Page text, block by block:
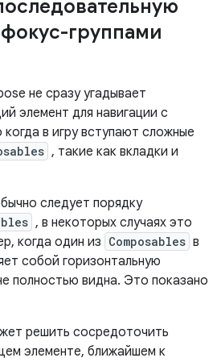
группами
не сразу угадывает
элемент для навигации с
в игру вступают сложные
, такие как вкладки и
следует порядку
, в некоторых случаях это
когда один из Composables в
собой горизонтальную
полностью видна. Это показано
решить сосредоточить
элементе, ближайшем к